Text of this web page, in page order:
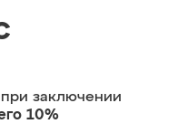
при заключении
10%